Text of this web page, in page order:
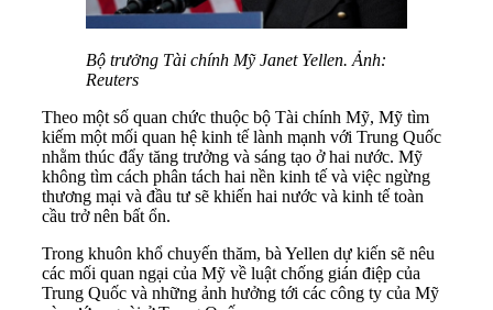
Bộ trưởng Tài chính Mỹ Janet Yellen. Ảnh:
Reuters
Theo một số quan chức thuộc bộ Tài chính Mỹ, Mỹ tìm
kiếm một mối quan hệ kinh tế lành mạnh với Trung Quốc
nhằm thúc đẩy tăng trưởng và sáng tạo ở hai nước. Mỹ
không tìm cách phân tách hai nền kinh tế và việc ngừng
thương mại và đầu tư sẽ khiến hai nước và kinh tế toàn
cầu trở nên bất ổn.
Trong khuôn khổ chuyến thăm, bà Yellen dự kiến sẽ nêu
các mối quan ngại của Mỹ về luật chống gián điệp của
Trung Quốc và những ảnh hưởng tới các công ty của Mỹ